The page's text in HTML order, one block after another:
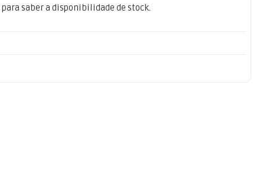
para saber a disponibilidade de stock.